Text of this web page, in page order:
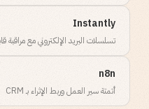
Instantly
تسلسلات البريد الإلكتروني مع مراقبة
n8n
أتمتة سير العمل وربط الإثراء بـ CRM